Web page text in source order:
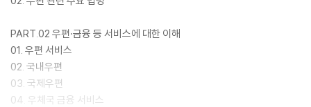
PART.02 우편·금융 등 서비스에 대한 이해
01. 우편 서비스
02. 국내우편
03. 국제우편
04. 우체국 금융 서비스